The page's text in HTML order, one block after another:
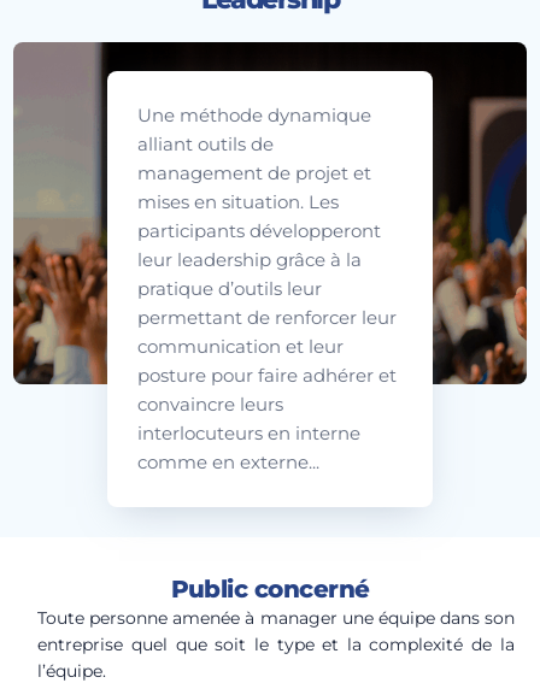
Une méthode dynamique
alliant outils de
management de projet et
mises en situation. Les
participants développeront
leur leadership grâce à la
pratique d’outils leur
permettant de renforcer leur
communication et leur
posture pour faire adhérer et
convaincre leurs
interlocuteurs en interne
comme en externe...
Public concerné
Toute personne amenée à manager une équipe dans son
entreprise quel que soit le type et la complexité de la
l’équipe.